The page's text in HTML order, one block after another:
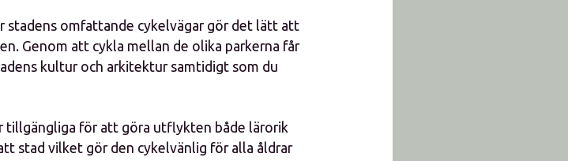
stadens omfattande cykelvägar gör det lätt att
Genom att cykla mellan de olika parkerna får
kultur och arkitektur samtidigt som du
tillgängliga för att göra utflykten både lärorik
stad vilket gör den cykelvänlig för alla åldrar